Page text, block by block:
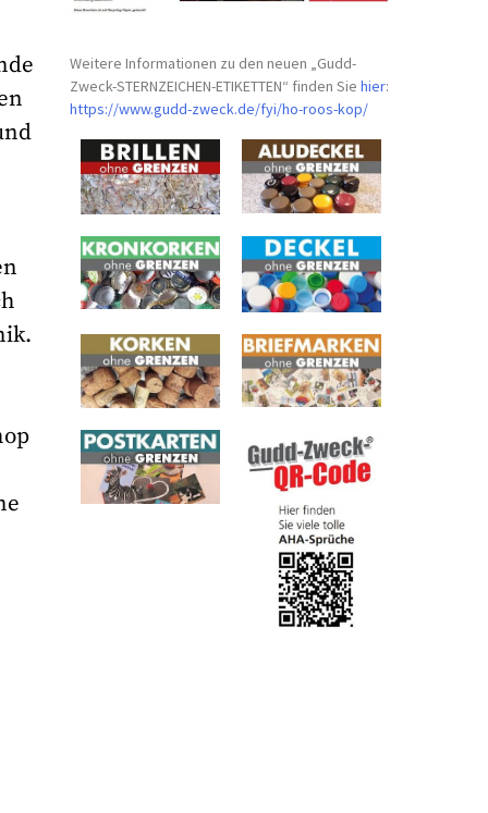
Weitere Informationen zu den neuen „Gudd-
Zweck-STERNZEICHEN-ETIKETTEN“ finden Siehier:
https://www.gudd-zweck.de/fyi/ho-roos-kop/